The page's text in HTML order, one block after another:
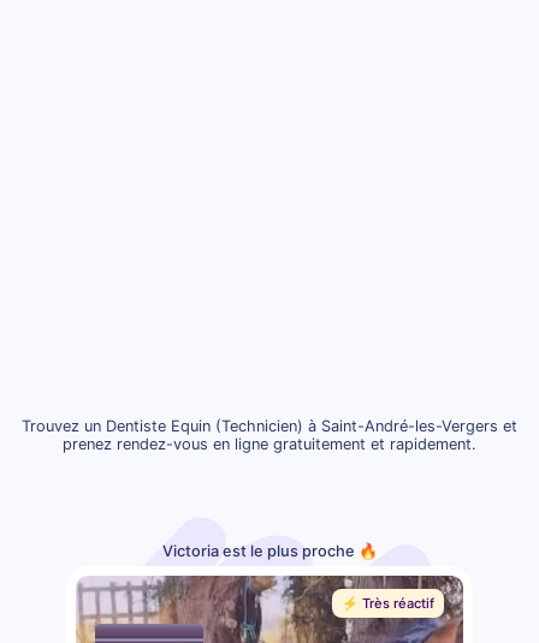
Trouvez un Dentiste Equin (Technicien) à Saint-André-les-Vergers et
prenez rendez-vous en ligne gratuitement et rapidement.
Victoria est le plus proche 🔥
⚡️ Très réactif